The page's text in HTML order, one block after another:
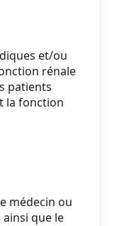
et/ou
rénale
patients
la fonction
médecin ou
ainsi que le